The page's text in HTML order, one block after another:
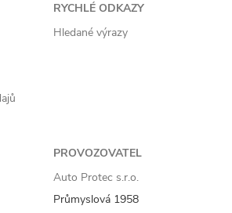
RYCHLÉ ODKAZY
Hledané výrazy
PROVOZOVATEL
Auto Protec s.r.o.
Průmyslová 1958